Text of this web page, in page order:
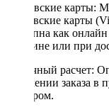
Банковские карты:
банковские карты
доступна как
магазине или при
Наличный расчет:
получении заказа в
курьером.